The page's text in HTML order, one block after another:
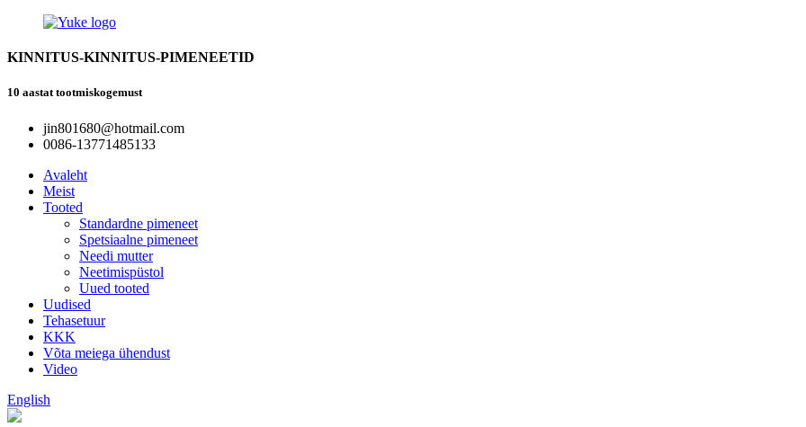
KINNITUS-KINNITUS-PIMENEETID
10 aastat tootmiskogemust
jin801680@hotmail.com
0086-13771485133
Avaleht
Meist
Tooted
Standardne pimeneet
Spetsiaalne pimeneet
Needi mutter
Neetimispüstol
Uued tooted
Uudised
Tehasetuur
KKK
Võta meiega ühendust
Video
English